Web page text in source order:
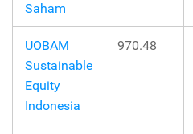
Saham
UOBAM
Sustainable
Equity
Indonesia
970.48